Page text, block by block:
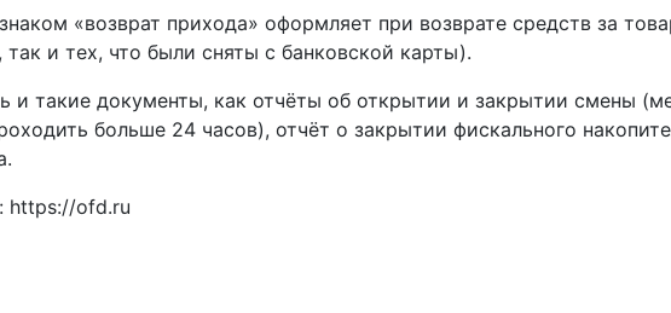
«возврат прихода» оформляет при возврате средств за
так и тех, что были сняты с банковской карты).
и такие документы, как отчёты об открытии и закрытии смены
больше 24 часов), отчёт о закрытии фискального
https://ofd.ru